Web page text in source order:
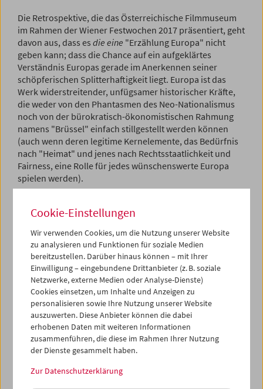
Die Retrospektive, die das Österreichische Filmmuseum
im Rahmen der Wiener Festwochen 2017 präsentiert, geht
davon aus, dass es die eine "Erzählung Europa" nicht
geben kann; dass die Chance auf ein aufgeklärtes
Verständnis Europas gerade im Anerkennen seiner
schöpferischen Splitterhaftigkeit liegt. Europa ist das
Werk widerstreitender, unfügsamer historischer Kräfte,
die weder von den Phantasmen des Neo-Nationalismus
noch von der bürokratisch-ökonomistischen Rahmung
namens "Brüssel" einfach stillgestellt werden können
(auch wenn deren legitime Kernelemente, das Bedürfnis
nach "Heimat" und jenes nach Rechtsstaatlichkeit und
Fairness, eine Rolle für jedes wünschenswerte Europa
spielen werden).
vitale, schmerzvolle, leichtfüßige Angebote zu solch
einem aufgeklärten Verständnis gemacht. In seinen
Erzählungen (nicht immer den berühmtesten bzw.
gewinnträchtigsten) hat es die Fragen und Splitter
aufgeworfen, mit denen sich Europa vielleicht
repräsentieren lässt, anders als im Mythos, anders als in
den Nationaldiskursen und anders, als es die EU-
Filmförderung gern sähe. Denn dieses Kino ist selber ein
unfügsames, unfertiges, schöpferisch splitterhaftes
Gebilde – und lässt sich daher am besten vermitteln,
wenn man anstelle "sauberer" filmhistorischer
Einteilungen und Kausalitäten einige Schlangenlinien auf
essayistischen Vorgehen und folgen starken
Cookie-Einstellungen
Wir verwenden Cookies, um die Nutzung unserer Website
zu analysieren und Funktionen für soziale Medien
bereitzustellen. Darüber hinaus können – mit Ihrer
Einwilligung – eingebundene Drittanbieter (z. B. soziale
Netzwerke, externe Medien oder Analyse-Dienste)
Cookies einsetzen, um Inhalte und Anzeigen zu
personalisieren sowie Ihre Nutzung unserer Website
auszuwerten. Diese Anbieter können die dabei
erhobenen Daten mit weiteren Informationen
zusammenführen, die diese im Rahmen Ihrer Nutzung
der Dienste gesammelt haben.
Zur Datenschutzerklärung